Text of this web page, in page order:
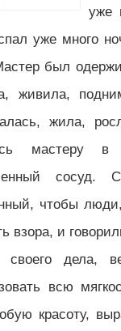
уже
уже много
был
живила,
жила,
мастеру
сосуд.
чтобы
взора, и
своего дела,
всю
красоту,